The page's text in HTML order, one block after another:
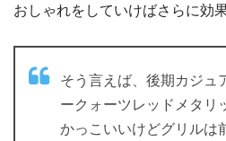
おしゃれをしていけばさらに効
そう言えば、後期カジュ
ークォーツレッドメタリ
かっこいいけどグリルは